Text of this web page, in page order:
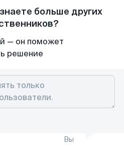
больше других
— он поможет
решение
Вы